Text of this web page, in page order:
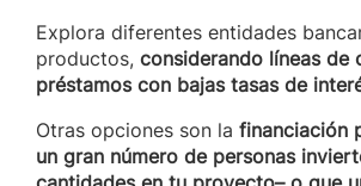
Explora diferentes entidades
productos, considerando líneas de
préstamos con bajas tasas de
Otras opciones son la financiación
un gran número de personas